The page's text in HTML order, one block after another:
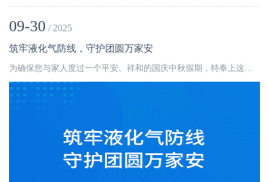
09-30 / 2025
筑牢液化气防线，守护团圆万家安